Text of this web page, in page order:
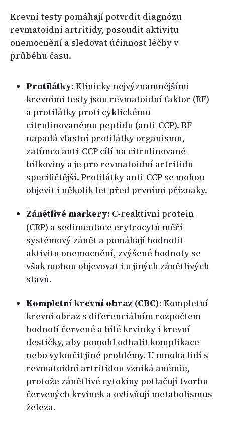
Krevní testy pomáhají potvrdit diagnózu
revmatoidní artritidy, posoudit aktivitu
onemocnění a sledovat účinnost léčby v
průběhu času.
Protilátky: Klinicky nejvýznamnějšími
krevními testy jsou revmatoidní faktor (RF)
a protilátky proti cyklickému
citrulinovanému peptidu (anti-CCP). RF
napadá vlastní protilátky organismu,
zatímco anti-CCP cílí na citrulinované
bílkoviny a je pro revmatoidní artritidu
specifičtější. Protilátky anti-CCP se mohou
objevit i několik let před prvními příznaky.
Zánětlivé markery: C-reaktivní protein
(CRP) a sedimentace erytrocytů měří
systémový zánět a pomáhají hodnotit
aktivitu onemocnění, zvýšené hodnoty se
však mohou objevovat i u jiných zánětlivých
stavů.
Kompletní krevní obraz (CBC): Kompletní
krevní obraz s diferenciálním rozpočtem
hodnotí červené a bílé krvinky i krevní
destičky, aby pomohl odhalit komplikace
nebo vyloučit jiné problémy. U mnoha lidí s
revmatoidní artritidou vzniká anémie,
protože zánětlivé cytokiny potlačují tvorbu
červených krvinek a ovlivňují metabolismus
železa.